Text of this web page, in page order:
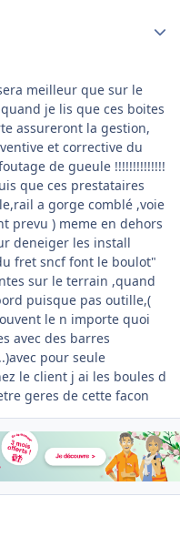
meilleur que sur le
je lis que ces boites
assureront la gestion,
et corrective du
de gueule !!!!!!!!!!!!!!
que ces prestataires
a gorge comblé ,voie
prevu ) meme en dehors
deneiger les install
fret sncf font le boulot"
sur le terrain ,quand
puisque pas outille,(
le n importe quoi
avec des barres
pour seule
le client j ai les boules d
geres de cette facon